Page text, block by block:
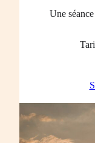
Une